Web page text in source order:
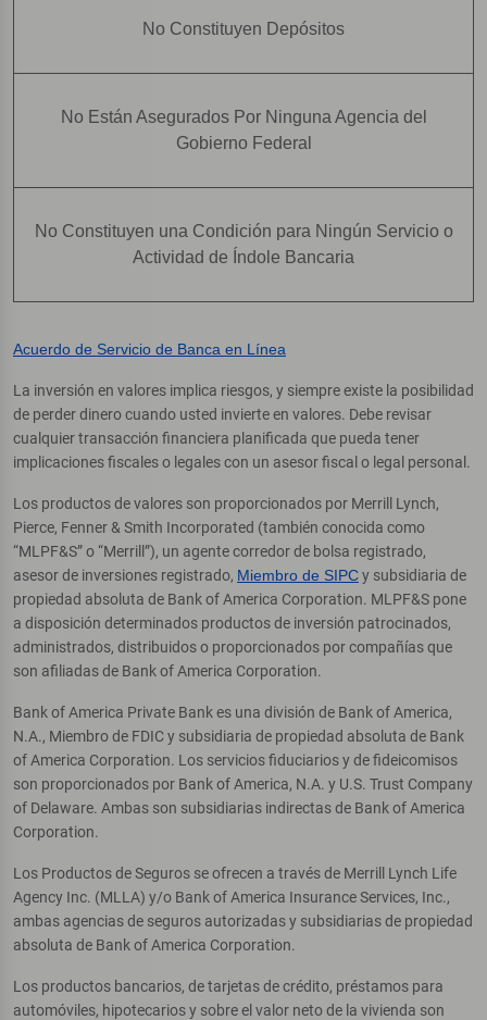
No Constituyen Depósitos
No Están Asegurados Por Ninguna Agencia del
Gobierno Federal
No Constituyen una Condición para Ningún Servicio o
Actividad de Índole Bancaria
Acuerdo de Servicio de Banca en Línea
La inversión en valores implica riesgos, y siempre existe la posibilidad
de perder dinero cuando usted invierte en valores. Debe revisar
cualquier transacción financiera planificada que pueda tener
implicaciones fiscales o legales con un asesor fiscal o legal personal.
Los productos de valores son proporcionados por Merrill Lynch,
Pierce, Fenner & Smith Incorporated (también conocida como
“MLPF&S” o “Merrill”), un agente corredor de bolsa registrado,
asesor de inversiones registrado, Miembro de SIPCy subsidiaria de
propiedad absoluta de Bank of America Corporation. MLPF&S pone
a disposición determinados productos de inversión patrocinados,
administrados, distribuidos o proporcionados por compañías que
son afiliadas de Bank of America Corporation.
Bank of America Private Bank es una división de Bank of America,
N.A., Miembro de FDIC y subsidiaria de propiedad absoluta de Bank
of America Corporation. Los servicios fiduciarios y de fideicomisos
son proporcionados por Bank of America, N.A. y U.S. Trust Company
of Delaware. Ambas son subsidiarias indirectas de Bank of America
Corporation.
Los Productos de Seguros se ofrecen a través de Merrill Lynch Life
Agency Inc. (MLLA) y/o Bank of America Insurance Services, Inc.,
ambas agencias de seguros autorizadas y subsidiarias de propiedad
absoluta de Bank of America Corporation.
Los productos bancarios, de tarjetas de crédito, préstamos para
automóviles, hipotecarios y sobre el valor neto de la vivienda son